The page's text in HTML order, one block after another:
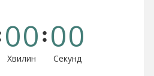
00
Хвилин
00
Секунд